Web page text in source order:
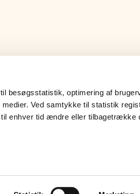
besøgsstatistik, optimering af
Ved samtykke til statistik
enhver tid ændre eller tilbagetrække
Whistleblower Læs